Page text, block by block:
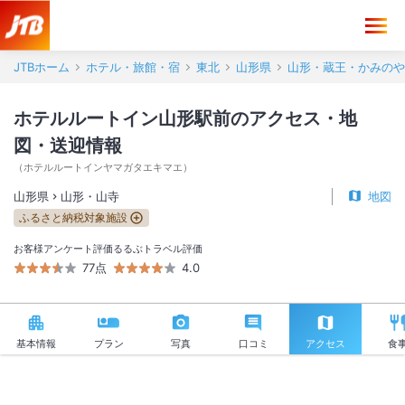
JTBホーム ホテル・旅館・宿 東北 山形県 山形・蔵王・かみの
ホテルルートイン山形駅前のアクセス・地
図・送迎情報
（ホテルルートインヤマガタエキマエ ）
山形県 山形・山寺 地図
ふるさと納税対象施設
お客様アンケート評価
77点
るるぶトラベル評価
4.0
基本情報 プラン 写真 口コミ アクセス 食